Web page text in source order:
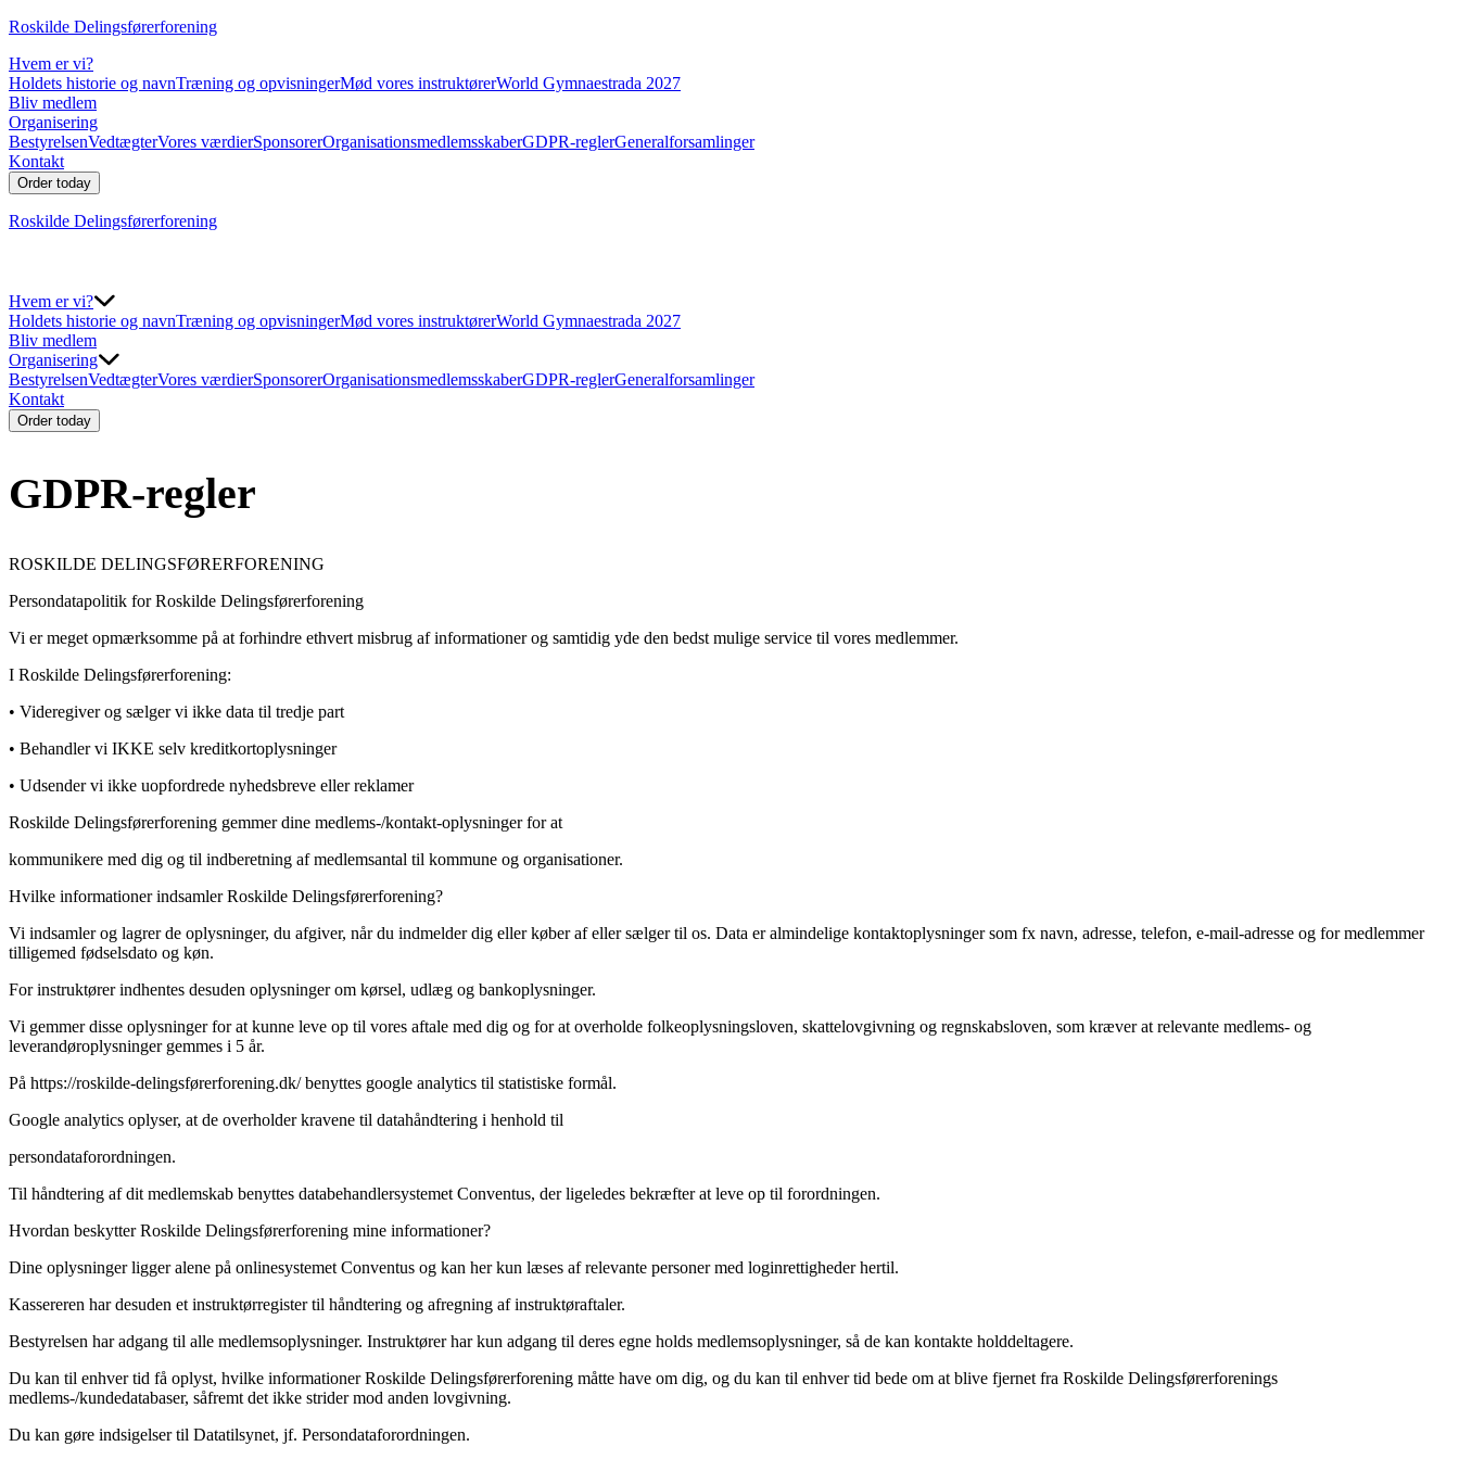
Roskilde Delingsførerforening
Hvem er vi?
Holdets historie og navnTræning og opvisningerMød vores instruktørerWorld Gymnaestrada 2027
Bliv medlem
Organisering
BestyrelsenVedtægterVores værdierSponsorerOrganisationsmedlemsskaberGDPR-reglerGeneralforsamlinger
Kontakt
Order today
Roskilde Delingsførerforening
Hvem er vi?
Holdets historie og navnTræning og opvisningerMød vores instruktørerWorld Gymnaestrada 2027
Bliv medlem
Organisering
BestyrelsenVedtægterVores værdierSponsorerOrganisationsmedlemsskaberGDPR-reglerGeneralforsamlinger
Kontakt
Order today
GDPR-regler
ROSKILDE DELINGSFØRERFORENING
Persondatapolitik for Roskilde Delingsførerforening
Vi er meget opmærksomme på at forhindre ethvert misbrug af informationer og samtidig yde den bedst mulige service til vores medlemmer.
I Roskilde Delingsførerforening:
• Videregiver og sælger vi ikke data til tredje part
• Behandler vi IKKE selv kreditkortoplysninger
• Udsender vi ikke uopfordrede nyhedsbreve eller reklamer
Roskilde Delingsførerforening gemmer dine medlems-/kontakt-oplysninger for at
kommunikere med dig og til indberetning af medlemsantal til kommune og organisationer.
Hvilke informationer indsamler Roskilde Delingsførerforening?
Vi indsamler og lagrer de oplysninger, du afgiver, når du indmelder dig eller køber af eller sælger til os. Data er almindelige kontaktoplysninger som fx navn, adresse, telefon, e-mail-adresse og for medlemmer
tilligemed fødselsdato og køn.
For instruktører indhentes desuden oplysninger om kørsel, udlæg og bankoplysninger.
Vi gemmer disse oplysninger for at kunne leve op til vores aftale med dig og for at overholde folkeoplysningsloven, skattelovgivning og regnskabsloven, som kræver at relevante medlems- og
leverandøroplysninger gemmes i 5 år.
På https://roskilde-delingsførerforening.dk/ benyttes google analytics til statistiske formål.
Google analytics oplyser, at de overholder kravene til datahåndtering i henhold til
persondataforordningen.
Til håndtering af dit medlemskab benyttes databehandlersystemet Conventus, der ligeledes bekræfter at leve op til forordningen.
Hvordan beskytter Roskilde Delingsførerforening mine informationer?
Dine oplysninger ligger alene på onlinesystemet Conventus og kan her kun læses af relevante personer med loginrettigheder hertil.
Kassereren har desuden et instruktørregister til håndtering og afregning af instruktøraftaler.
Bestyrelsen har adgang til alle medlemsoplysninger. Instruktører har kun adgang til deres egne holds medlemsoplysninger, så de kan kontakte holddeltagere.
Du kan til enhver tid få oplyst, hvilke informationer Roskilde Delingsførerforening måtte have om dig, og du kan til enhver tid bede om at blive fjernet fra Roskilde Delingsførerforenings
medlems-/kundedatabaser, såfremt det ikke strider mod anden lovgivning.
Du kan gøre indsigelser til Datatilsynet, jf. Persondataforordningen.